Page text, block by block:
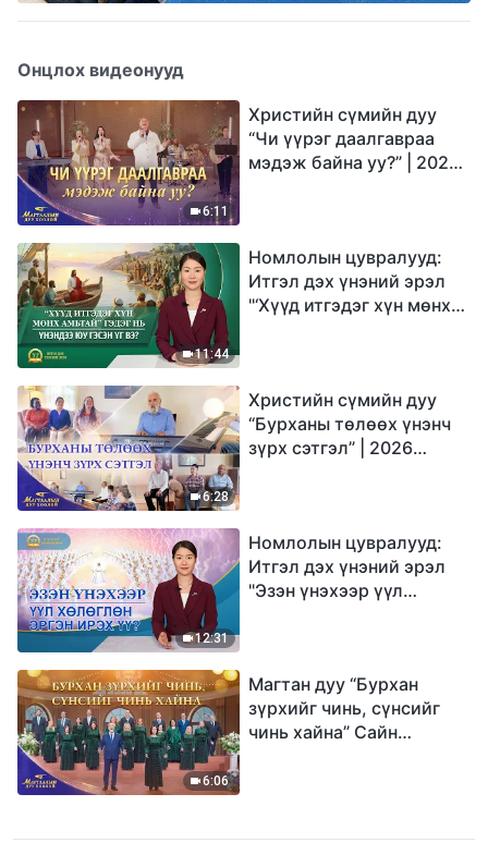
Онцлох видеонууд
6:11
Христийн сүмийн дуу
“Чи үүрэг даалгавраа
мэдэж байна уу?” | 2026
11:44
Номлолын цувралууд:
Итгэл дэх үнэний эрэл
"‘Хүүд итгэдэг хүн мөнх
6:28
Христийн сүмийн дуу
“Бурханы төлөөх үнэнч
зүрх сэтгэл” | 2026
12:31
Номлолын цувралууд:
Итгэл дэх үнэний эрэл
"Эзэн үнэхээр үүл
6:06
Магтан дуу “Бурхан
зүрхийг чинь, сүнсийг
чинь хайна” Сайн